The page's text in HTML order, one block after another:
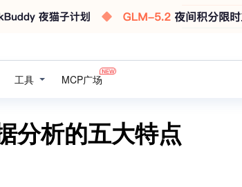
工具 MCP广场
分析的五大特点